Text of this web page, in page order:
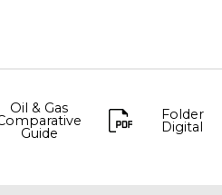
Oil & Gas
Guide
Folder
Digital